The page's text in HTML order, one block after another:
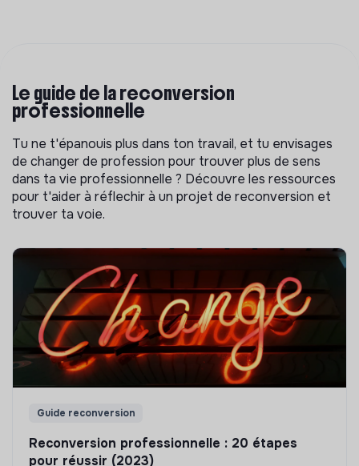
Le guide de la reconversion
professionnelle
Tu ne t'épanouis plus dans ton travail, et tu envisages
de changer de profession pour trouver plus de sens
dans ta vie professionnelle ? Découvre les ressources
pour t'aider à réflechir à un projet de reconversion et
trouver ta voie.
Guide reconversion
Reconversion professionnelle : 20 étapes
pour réussir (2023)